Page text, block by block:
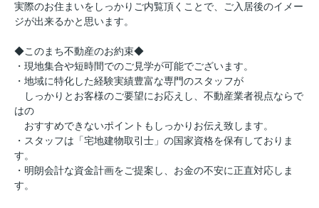
実際のお住まいをしっかりご内覧頂くことで、ご入居後のイメー
ジが出来るかと思います。
◆このまち不動産のお約束◆
・現地集合や短時間でのご見学が可能でございます。
・地域に特化した経験実績豊富な専門のスタッフが
しっかりとお客様のご要望にお応えし、不動産業者視点ならで
はの
おすすめできないポイントもしっかりお伝え致します。
・スタッフは「宅地建物取引士」の国家資格を保有しておりま
す。
・明朗会計な資金計画をご提案し、お金の不安に正直対応しま
す。